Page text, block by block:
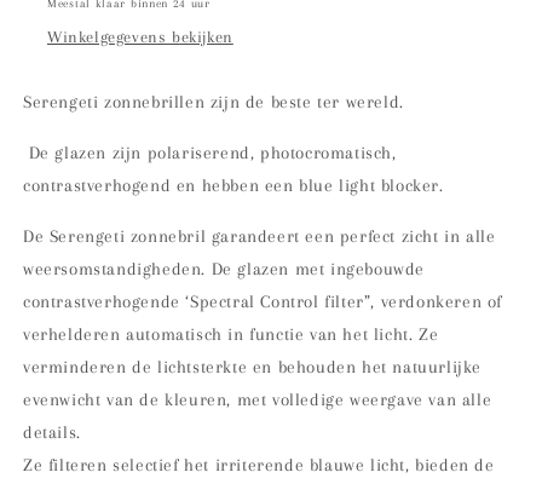
Meestal klaar binnen 24 uur
Winkelgegevens bekijken
Serengeti zonnebrillen zijn de beste ter wereld.
De glazen zijn polariserend, photocromatisch,
contrastverhogend en hebben een blue light blocker.
De Serengeti zonnebril garandeert een perfect zicht in alle
weersomstandigheden. De glazen met ingebouwde
contrastverhogende ‘Spectral Control filter”, verdonkeren of
verhelderen automatisch in functie van het licht. Ze
verminderen de lichtsterkte en behouden het natuurlijke
evenwicht van de kleuren, met volledige weergave van alle
details.
Ze filteren selectief het irriterende blauwe licht, bieden de